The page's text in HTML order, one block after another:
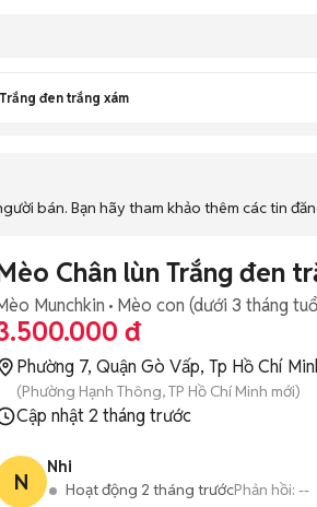
đen trắng xám
bán. Bạn hãy tham khảo thêm các tin
Chân lùn Trắng đen
Munchkin Mèo con (dưới 3 tháng
đ
Phường 7, Quận Gò Vấp, Tp Hồ Chí
(Phường Hạnh Thông, TP Hồ Chí Minh mới)
Cập nhật2 tháng trước
N
Nhi
Hoạt động 2 tháng trướcPhản hồi: --